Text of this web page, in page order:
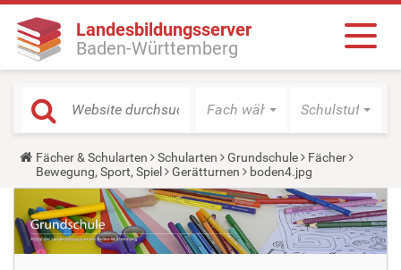
Landesbildungsserver
Baden-Württemberg
Fach wählen Schulstufe
Y
o
u
r
e
h
e
Fächer & Schularten Schularten Grundschule
Fächer
Bewegung, Sport, Spiel
Gerätturnen boden4.jpg